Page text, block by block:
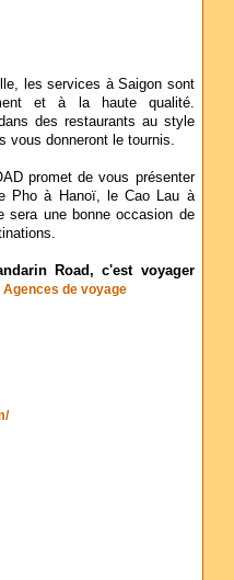
les services à Saigon sont
et à la haute qualité.
des restaurants au style
vous donneront le tournis.
promet de vous présenter
Pho à Hanoï, le Cao Lau à
une bonne occasion de
Road, c'est voyager
Agences de voyage